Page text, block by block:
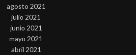
agosto 2021
julio 2021
junio 2021
mayo 2021
abril 2021